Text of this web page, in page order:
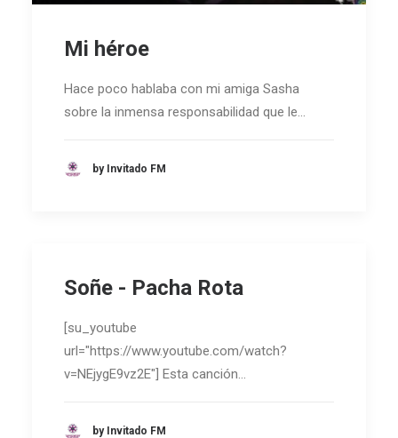
CART
Mi héroe
Hace poco hablaba con mi amiga Sasha
sobre la inmensa responsabilidad que le…
by Invitado FM
Soñe - Pacha Rota
[su_youtube
url="https://www.youtube.com/watch?
v=NEjygE9vz2E"] Esta canción…
by Invitado FM